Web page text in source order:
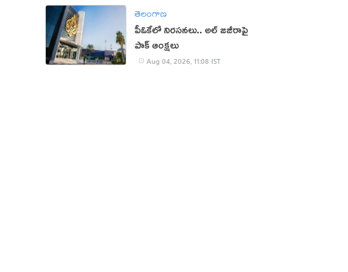
తెలంగాణ
పీఓకేలో నిరసనలు.. అల్ జజీరాపై
పాక్ ఆంక్షలు
Aug 04, 2026, 11:08 IST